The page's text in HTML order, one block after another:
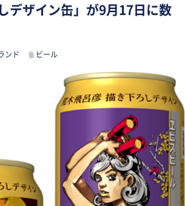
デザイン缶」が9月17日に数
ンド ビール